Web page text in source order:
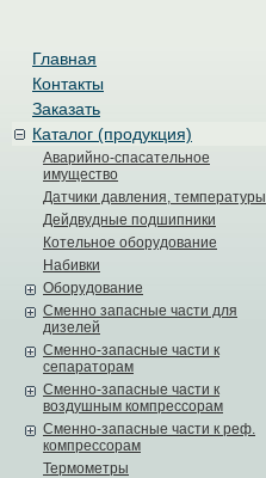
Главная
Контакты
Заказать
Каталог (продукция)
Аварийно-спасательное
имущество
Датчики давления, температуры
Дейдвудные подшипники
Котельное оборудование
Набивки
Оборудование
Сменно запасные части для
дизелей
Сменно-запасные части к
сепараторам
Сменно-запасные части к
воздушным компрессорам
Сменно-запасные части к реф.
компрессорам
Термометры